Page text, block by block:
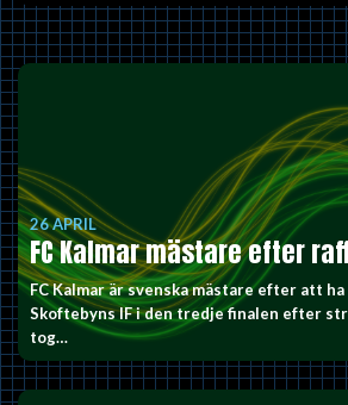
26 APRIL
FC Kalmar mästare efter
FC Kalmar är svenska mästare efter att
Skoftebyns IF i den tredje finalen efter
tog…